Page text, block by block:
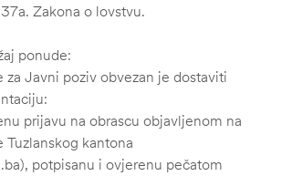
Zakona o lovstvu.
ponude:
za Javni poziv obvezan je dostaviti
prijavu na obrascu objavljenom na
kantona
potpisanu i ovjerenu pečatom